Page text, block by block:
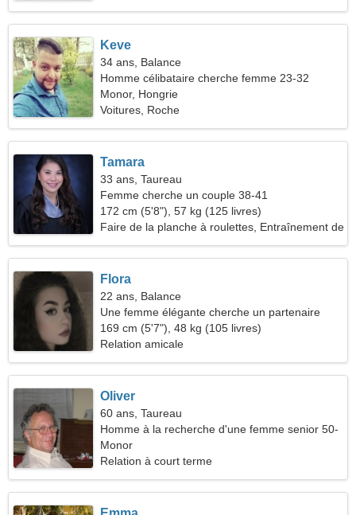
Keve
34 ans, Balance
Homme célibataire cherche femme 23-32
Monor, Hongrie
Voitures, Roche
Tamara
33 ans, Taureau
Femme cherche un couple 38-41
172 cm (5'8"), 57 kg (125 livres)
Faire de la planche à roulettes, Entraînement de
puissance
Flora
22 ans, Balance
Une femme élégante cherche un partenaire
169 cm (5'7"), 48 kg (105 livres)
Relation amicale
Oliver
60 ans, Taureau
Homme à la recherche d'une femme senior 50-
57
Monor
Relation à court terme